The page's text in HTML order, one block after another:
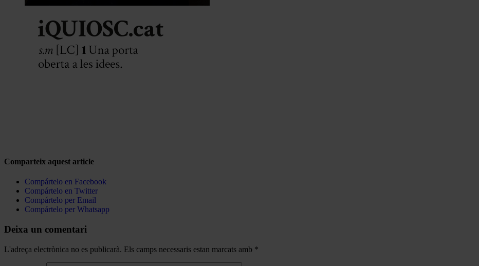
Comparteix aquest article
Compártelo en Facebook
Compártelo en Twitter
Compártelo per Email
Compártelo per Whatsapp
Deixa un comentari
L'adreça electrònica no es publicarà. Els camps necessaris estan marcats amb *